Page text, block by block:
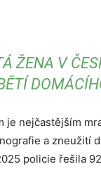
ŽENA V
je nejčastějším
a zneužití
policie řešila